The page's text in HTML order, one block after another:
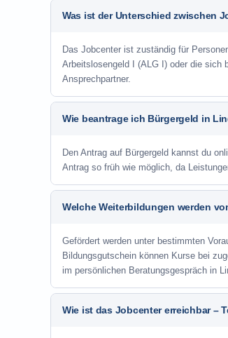
Was ist der Unterschied zwischen
Das Jobcenter ist zuständig für
Arbeitslosengeld I (ALG I) oder die sich
Ansprechpartner.
Wie beantrage ich Bürgergeld in
Den Antrag auf Bürgergeld kannst du
Antrag so früh wie möglich, da
Welche Weiterbildungen werden
Gefördert werden unter bestimmten
Bildungsgutschein können Kurse bei
im persönlichen Beratungsgespräch in
Wie ist das Jobcenter erreichbar –